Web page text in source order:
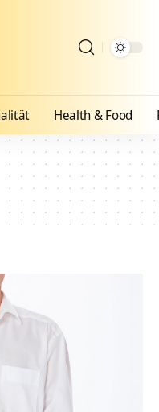
Health & Food